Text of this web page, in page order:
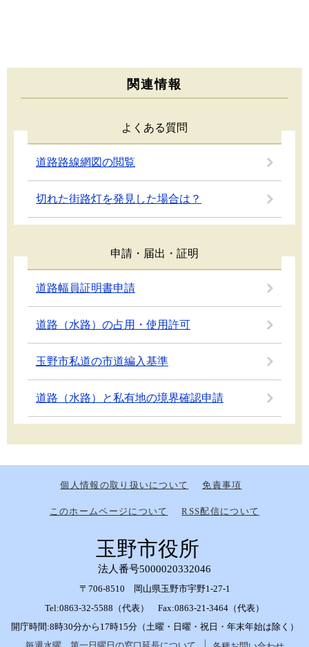
関連情報
よくある質問
道路路線網図の閲覧
切れた街路灯を発見した場合は？
申請・届出・証明
道路幅員証明書申請
道路（水路）の占用・使用許可
玉野市私道の市道編入基準
道路（水路）と私有地の境界確認申請
個人情報の取り扱いについて 免責事項
このホームページについて RSS配信について
玉野市役所
法人番号5000020332046
〒706-8510 岡山県玉野市宇野1-27-1
Tel:0863-32-5588（代表） Fax:0863-21-3464（代表）
開庁時間:8時30分から17時15分（土曜・日曜・祝日・年末年始は除く）